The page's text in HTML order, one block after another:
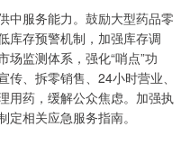
服务能力。鼓励大型药品零
库存预警机制，加强库存调
监测体系，强化“哨点”功
、拆零销售、24小时营业、
用药，缓解公众焦虑。加强执
相关应急服务指南。